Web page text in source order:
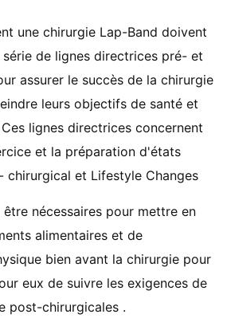
une chirurgie Lap-Band doivent
de lignes directrices pré- et
assurer le succès de la chirurgie
leurs objectifs de santé et
lignes directrices concernent
et la préparation d'états
chirurgical et Lifestyle Changes
nécessaires pour mettre en
alimentaires et de
bien avant la chirurgie pour
eux de suivre les exigences de
post-chirurgicales .